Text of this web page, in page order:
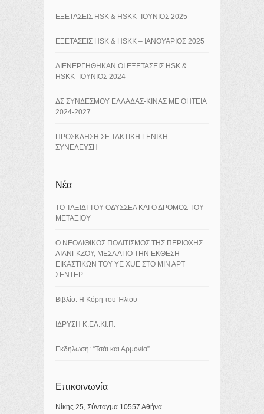
ΕΞΕΤΑΣΕΙΣ HSK & HSKK- ΙΟΥΝΙΟΣ 2025
ΕΞΕΤΑΣΕΙΣ HSK & HSKK – ΙΑΝΟΥΑΡΙΟΣ 2025
ΔΙΕΝΕΡΓΗΘΗΚΑΝ ΟΙ ΕΞΕΤΑΣΕΙΣ HSK &
HSKK–ΙΟΥΝΙΟΣ 2024
ΔΣ ΣΥΝΔΕΣΜΟΥ ΕΛΛΑΔΑΣ-ΚΙΝΑΣ ΜΕ ΘΗΤΕΙΑ
2024-2027
ΠΡΟΣΚΛΗΣΗ ΣΕ ΤΑΚΤΙΚΗ ΓΕΝΙΚΗ
ΣΥΝΕΛΕΥΣΗ
Νέα
ΤΟ ΤΑΞΙΔΙ ΤΟΥ ΟΔΥΣΣΕΑ ΚΑΙ Ο ΔΡΟΜΟΣ ΤΟΥ
ΜΕΤΑΞΙΟΥ
Ο ΝΕΟΛΙΘΙΚΟΣ ΠΟΛΙΤΙΣΜΟΣ ΤΗΣ ΠΕΡΙΟΧΗΣ
ΛΙΑΝΓΚΖΟΥ, ΜΕΣΑ ΑΠΟ ΤΗΝ ΕΚΘΕΣΗ
ΕΙΚΑΣΤΙΚΩΝ ΤΟΥ YE XUE ΣΤΟ ΜΙΝ ΑΡΤ
ΣΕΝΤΕΡ
Βιβλίο: Η Κόρη του Ήλιου
ΙΔΡΥΣΗ Κ.ΕΛ.ΚΙ.Π.
Εκδήλωση: “Τσάι και Αρμονία”
Επικοινωνία
Νίκης 25, Σύνταγμα 10557 Αθήνα